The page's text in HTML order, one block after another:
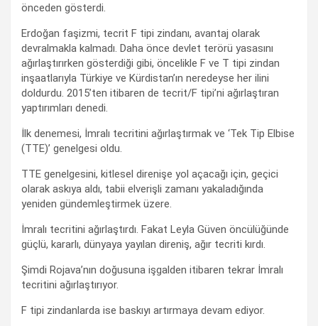
önceden gösterdi.
Erdoğan faşizmi, tecrit F tipi zindanı, avantaj olarak
devralmakla kalmadı. Daha önce devlet terörü yasasını
ağırlaştırırken gösterdiği gibi, öncelikle F ve T tipi zindan
inşaatlarıyla Türkiye ve Kürdistan’ın neredeyse her ilini
doldurdu. 2015’ten itibaren de tecrit/F tipi’ni ağırlaştıran
yaptırımları denedi.
İlk denemesi, İmralı tecritini ağırlaştırmak ve ‘Tek Tip Elbise
(TTE)’ genelgesi oldu.
TTE genelgesini, kitlesel direnişe yol açacağı için, geçici
olarak askıya aldı, tabii elverişli zamanı yakaladığında
yeniden gündemleştirmek üzere.
İmralı tecritini ağırlaştırdı. Fakat Leyla Güven öncülüğünde
güçlü, kararlı, dünyaya yayılan direniş, ağır tecriti kırdı.
Şimdi Rojava’nın doğusuna işgalden itibaren tekrar İmralı
tecritini ağırlaştırıyor.
F tipi zindanlarda ise baskıyı artırmaya devam ediyor.